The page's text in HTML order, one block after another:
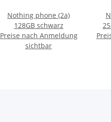
Nothing phone (2a)
128GB schwarz
Preise nach Anmeldung
sichtbar